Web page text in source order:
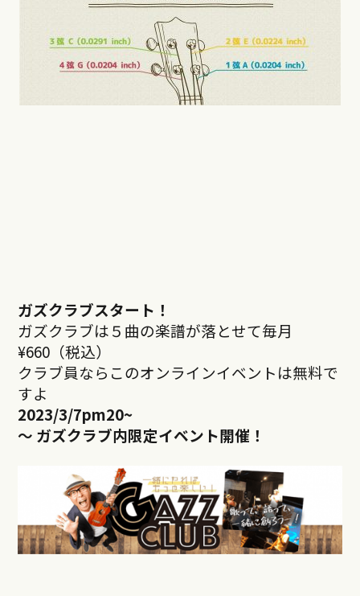
ガズクラブスタート！
ガズクラブは５曲の楽譜が落とせて毎月
¥660（税込）
クラブ員ならこのオンラインイベントは無料で
すよ
2023/3/7pm20~
～ ガズクラブ内限定イベント開催！